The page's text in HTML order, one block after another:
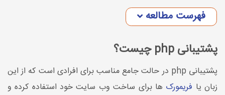
فهرست مطالعه
پشتیبانی php چیست؟
پشتیبانی php در حالت جامع مناسب برای افرادی است که از این
زبان یا فریمورک ها برای ساخت وب سایت خود استفاده کرده و